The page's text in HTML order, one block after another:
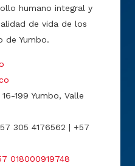
humano integral y
de vida de los
de Yumbo.
199 Yumbo, Valle
305 4176562 | +57
018000919748